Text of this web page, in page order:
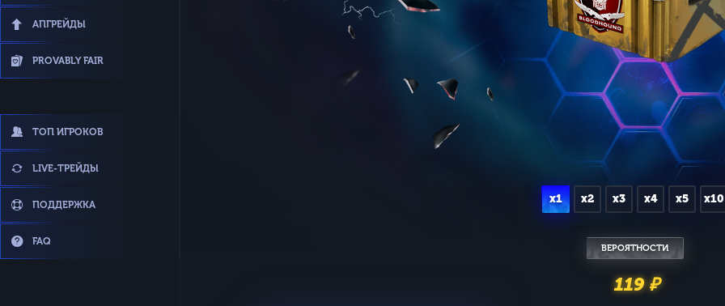
АПГРЕЙДЫ
PROVABLY FAIR
ТОП ИГРОКОВ
LIVE-ТРЕЙДЫ
ПОДДЕРЖКА
FAQ
x1 x2 x3 x4 x5 x10
ВЕРОЯТНОСТИ
119 ₽